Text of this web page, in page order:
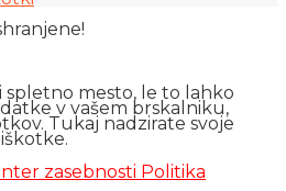
spletno mesto, le to lahko
v vašem brskalniku,
Tukaj nadzirate svoje
zasebnosti Politika